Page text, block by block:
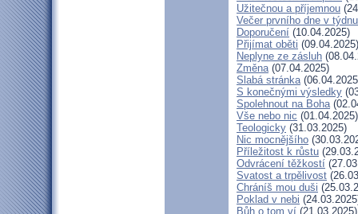
Užitečnou a příjemnou
Večer prvního dne v týdnu
Doporučení (10.04.2025)
Přijímat oběti (09.04.2025)
Neplyne ze zásluh
Změna(07.04.2025)
Slabá stránka
S konečnými výsledky
Spolehnout na Boha
Vše nebo nic (01.04.2025)
Teologicky (31.03.2025)
Nic mocnějšího
Příležitost k růstu
Odvrácení těžkostí
Svatost a trpělivost
Chráníš mou duši
Poklad v nebi
Bůh o tom ví (21.03.2025)